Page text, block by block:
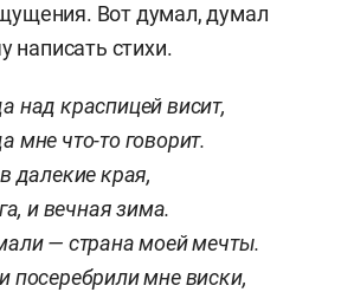
Вот думал, думал
написать стихи.
над краспицей висит,
мне что-то говорит.
далекие края,
и вечная зима.
— страна моей мечты.
посеребрили мне виски,